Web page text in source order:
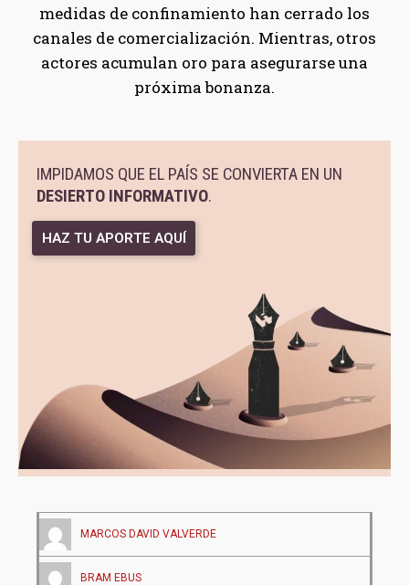
medidas de confinamiento han cerrado los
canales de comercialización. Mientras, otros
actores acumulan oro para asegurarse una
próxima bonanza.
IMPIDAMOS QUE EL PAÍS SE CONVIERTA EN UN
DESIERTO INFORMATIVO.
HAZ TU APORTE AQUÍ
MARCOS DAVID VALVERDE
BRAM EBUS